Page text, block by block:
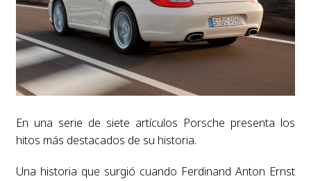
En una serie de siete artículos Porsche presenta los
hitos más destacados de su historia.
Una historia que surgió cuando Ferdinand Anton Ernst